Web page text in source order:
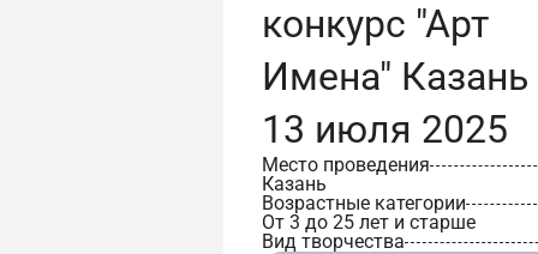
конкурс "Арт
Имена" Казань
13 июля 2025
Место проведения
Казань
Возрастные категории
От 3 до 25 лет и старше
Вид творчества